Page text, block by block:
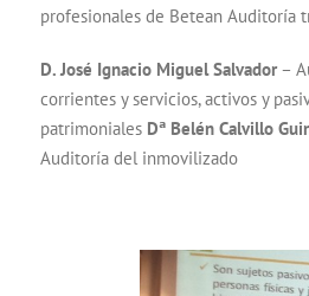
profesionales de Betean Auditoría
D. José Ignacio Miguel Salvador–
corrientes y servicios, activos y
patrimoniales Dª Belén Calvillo
Auditoría del inmovilizado